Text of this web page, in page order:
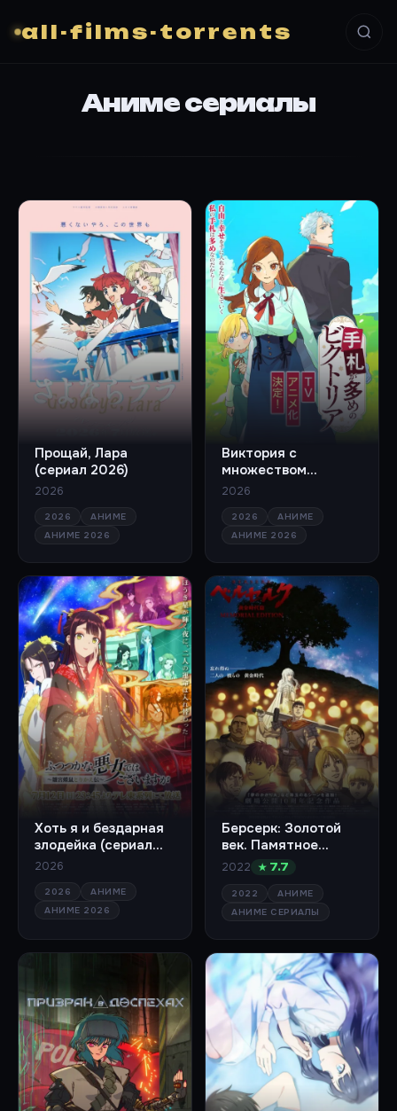
all-films-torrents
Аниме сериалы
Прощай, Лара
(сериал 2026)
2026
2026
АНИМЕ
АНИМЕ 2026
Виктория с
множеством
козырей (сериал
2026
2026
АНИМЕ
АНИМЕ 2026
Хоть я и бездарная
злодейка (сериал
2026)
2026
2026
АНИМЕ
АНИМЕ 2026
Берсерк: Золотой
век. Памятное
издание (сериал
2022 ★ 7.7
2022
АНИМЕ
АНИМЕ СЕРИАЛЫ